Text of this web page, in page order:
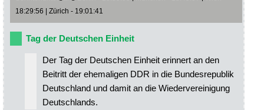
18:29:56 | Zürich - 19:01:41
Tag der Deutschen Einheit
Der Tag der Deutschen Einheit erinnert an den
Beitritt der ehemaligen DDR in die Bundesrepublik
Deutschland und damit an die Wiedervereinigung
Deutschlands.